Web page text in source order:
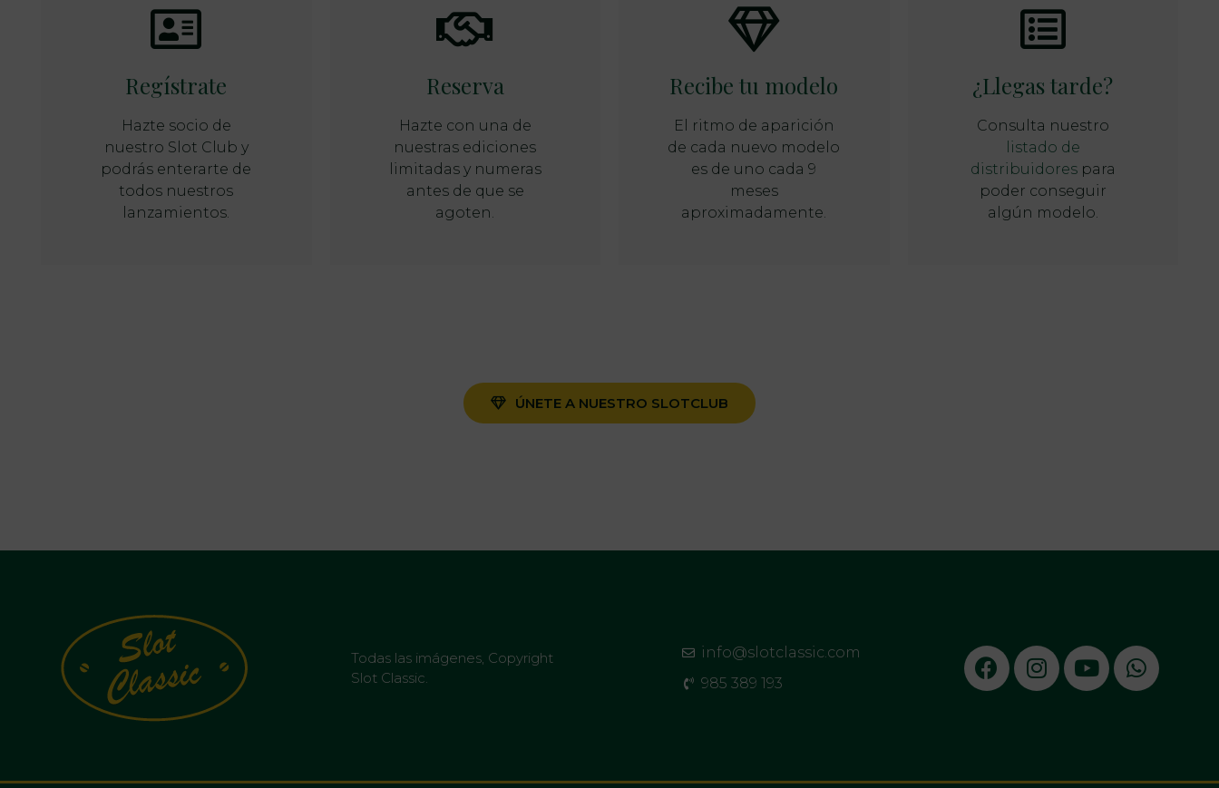
Regístrate
Hazte socio de
nuestro Slot Club y
podrás enterarte de
todos nuestros
lanzamientos.
Reserva
Hazte con una de
nuestras ediciones
limitadas y numeras
antes de que se
agoten.
Recibe tu modelo
El ritmo de aparición
de cada nuevo modelo
es de uno cada 9
meses
aproximadamente.
¿Llegas tarde?
Consulta nuestro
listado de
distribuidorespara
poder conseguir
algún modelo.
ÚNETE A NUESTRO SLOTCLUB
Todas las imágenes, Copyright
Slot Classic.
info@slotclassic.com
985 389 193